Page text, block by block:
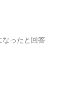
ったと回答